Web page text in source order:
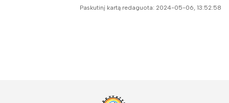
Paskutinį kartą redaguota: 2024-05-06, 13:52:58